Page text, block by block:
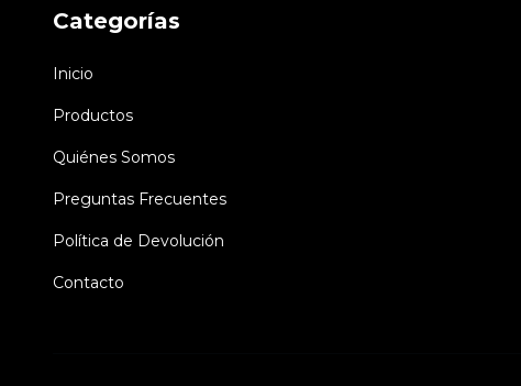
Categorías
Inicio
Productos
Quiénes Somos
Preguntas Frecuentes
Política de Devolución
Contacto